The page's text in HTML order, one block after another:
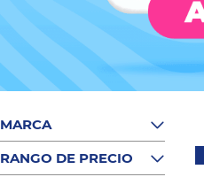
MARCA
RANGO DE PRECIO